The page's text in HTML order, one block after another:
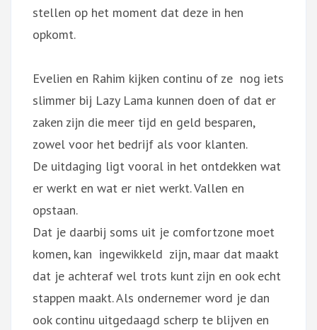
stellen op het moment dat deze in hen
opkomt.
Evelien en Rahim kijken continu of ze nog iets
slimmer bij Lazy Lama kunnen doen of dat er
zaken zijn die meer tijd en geld besparen,
zowel voor het bedrijf als voor klanten.
De uitdaging ligt vooral in het ontdekken wat
er werkt en wat er niet werkt. Vallen en
opstaan.
Dat je daarbij soms uit je comfortzone moet
komen, kan ingewikkeld zijn, maar dat maakt
dat je achteraf wel trots kunt zijn en ook echt
stappen maakt. Als ondernemer word je dan
ook continu uitgedaagd scherp te blijven en